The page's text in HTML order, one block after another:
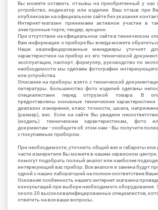
Вы можете оставить отзывы на приобретенный у нас
устройство, индикатор или изделие. Ваш отзыв при
опубликован на официальном сайте без указания
Интернет-магазин принимаем активное участие в
электронные торги, тендер, аукцион.
При отсутствии на официальном сайте в техническом
Вам информации о приборе Вы всегда можете
Наши квалифицированные менеджеры уточнят
характеристики на прибор из его технической
эксплуатации, паспорт, формуляр, руководство по
необходимости мы сделаем фотографии интересующего
или устройства.
Описание на приборы взято с технической
литературы. Большинство фото изделий сделаны
специалистами перед отгрузкой товара. В
предоставлены основные технические
диапазон измерения, класс точности, шкала,
(размер), вес. Если на сайте Вы увидели
(модель) техническим характеристикам, фото
документам - сообщите об этом нам - Вы получите
с покупаемым прибором.
При необходимости, уточнить общий вес и габариты или
части измерителя Вы можете в нашем сервисном
помогут подобрать полный аналог или наиболее
интересующий вас прибор. Все аналоги и замена будут
одной с наших лабораторий на полное соответствие
Основная особенность нашего интернет магазина
консультаций при выборе необходимого оборудования.
около 20 высококвалифицированных специалистов,
ответить на все ваши вопросы.